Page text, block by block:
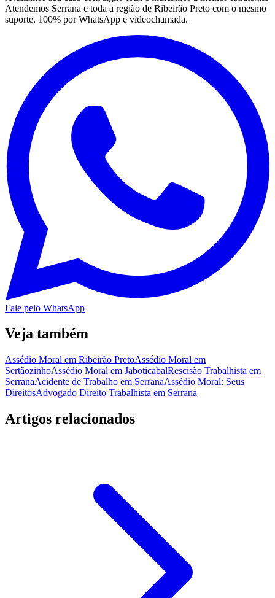
Atendemos Serrana e toda a região de Ribeirão Preto com o mesmo
suporte, 100% por WhatsApp e videochamada.
Fale pelo WhatsApp
Veja também
Assédio Moral em Ribeirão PretoAssédio Moral em
SertãozinhoAssédio Moral em JaboticabalRescisão Trabalhista em
SerranaAcidente de Trabalho em SerranaAssédio Moral: Seus
DireitosAdvogado Direito Trabalhista em Serrana
Artigos relacionados